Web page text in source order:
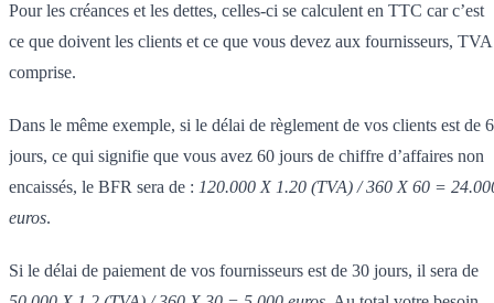
Pour les créances et les dettes, celles-ci se calculent en TTC car c’est
ce que doivent les clients et ce que vous devez aux fournisseurs, TVA
comprise.
Dans le même exemple, si le délai de règlement de vos clients est de
jours, ce qui signifie que vous avez 60 jours de chiffre d’affaires non
encaissés, le BFR sera de : 120.000 X 1.20 (TVA) / 360 X 60 =
euros.
Si le délai de paiement de vos fournisseurs est de 30 jours, il sera de